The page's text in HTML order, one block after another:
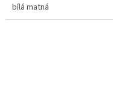
bílá matná